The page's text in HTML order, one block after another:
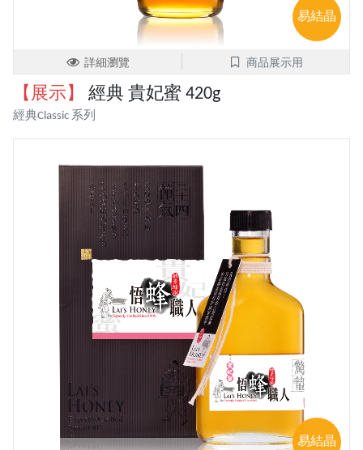
易結晶
詳細瀏覽 商品展示用
【展示】 經典 貴妃蜜 420g
經典Classic 系列
易結晶